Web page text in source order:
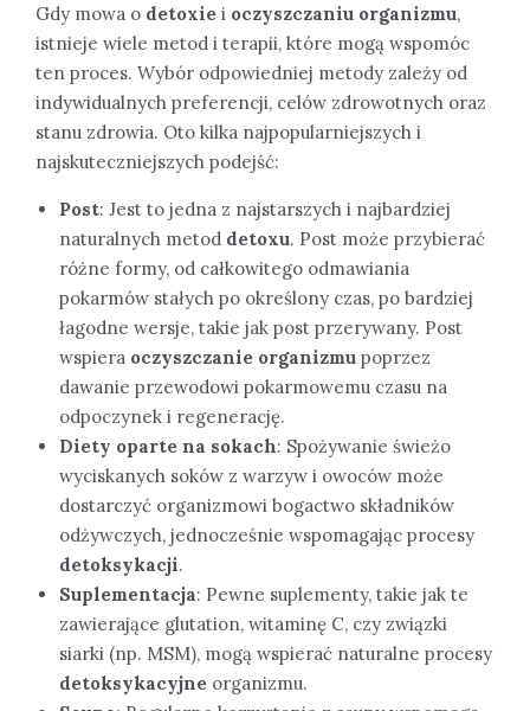
Gdy mowa o detoxie i oczyszczaniu organizmu,
istnieje wiele metod i terapii, które mogą wspomóc
ten proces. Wybór odpowiedniej metody zależy od
indywidualnych preferencji, celów zdrowotnych oraz
stanu zdrowia. Oto kilka najpopularniejszych i
najskuteczniejszych podejść:
Post: Jest to jedna z najstarszych i najbardziej
naturalnych metod detoxu. Post może przybierać
różne formy, od całkowitego odmawiania
pokarmów stałych po określony czas, po bardziej
łagodne wersje, takie jak post przerywany. Post
wspiera oczyszczanie organizmu poprzez
dawanie przewodowi pokarmowemu czasu na
odpoczynek i regenerację.
Diety oparte na sokach: Spożywanie świeżo
wyciskanych soków z warzyw i owoców może
dostarczyć organizmowi bogactwo składników
odżywczych, jednocześnie wspomagając procesy
detoksykacji.
Suplementacja: Pewne suplementy, takie jak te
zawierające glutation, witaminę C, czy związki
siarki (np. MSM), mogą wspierać naturalne procesy
detoksykacyjne organizmu.